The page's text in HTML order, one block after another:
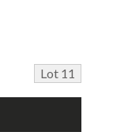
Lot 11